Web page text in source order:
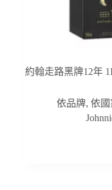
約翰走路黑牌12年
依品牌,依國